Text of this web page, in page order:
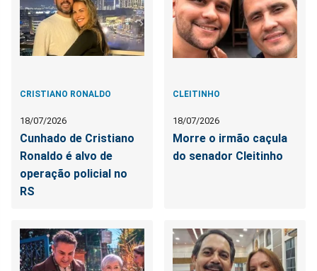
CRISTIANO RONALDO
18/07/2026
Cunhado de Cristiano
Ronaldo é alvo de
operação policial no
RS
CLEITINHO
18/07/2026
Morre o irmão caçula
do senador Cleitinho